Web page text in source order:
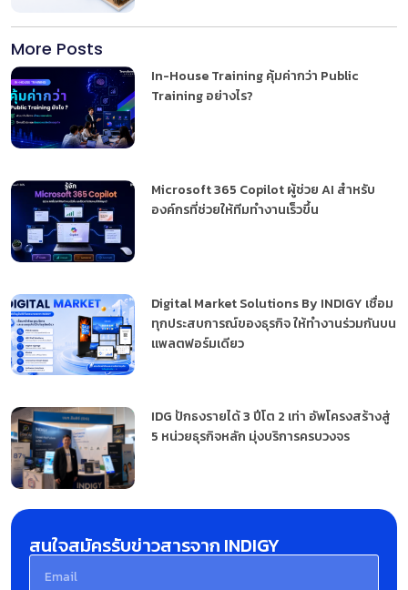
More Posts
In-House Training คุ้มค่ากว่า Public
Training อย่างไร?
Microsoft 365 Copilot ผู้ช่วย AI สำหรับ
องค์กรที่ช่วยให้ทีมทำงานเร็วขึ้น
Digital Market Solutions By INDIGY เชื่อม
ทุกประสบการณ์ของธุรกิจ ให้ทำงานร่วมกันบน
แพลตฟอร์มเดียว
IDG ปักธงรายได้ 3 ปีโต 2 เท่า อัพโครงสร้างสู่
5 หน่วยธุรกิจหลัก มุ่งบริการครบวงจร
สนใจสมัครรับข่าวสารจาก INDIGY